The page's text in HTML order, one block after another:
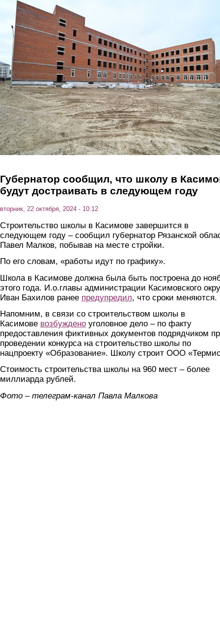
Перейти к основному содержанию
Губернатор сообщил, что школу в
будут достраивать в следующем году
вторник, 22 октября, 2024 - 10:12
Строительство школы в Касимове завершится в
следующем году – сообщил губернатор Рязанской
Павел Малков, побывав на месте стройки.
По его словам, «работы идут по графику».
Школа в Касимове должна была быть построена до
этого года. И.о.главы администрации Касимовского
Иван Бахилов ранее предупредил, что сроки меняются.
Напомним, в связи со строительством школы в
Касимове возбуждено уголовное дело – по факту
предоставления фиктивных документов подрядчиком
проведении конкурса на строительство школы по
нацпроекту «Образование». Школу строит ООО
Стоимость строительства школы на 960 мест – более
миллиарда рублей.
Фото – телеграм-канал Павла Малкова